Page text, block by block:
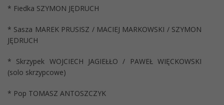
* Fiedka SZYMON JĘDRUCH
* Sasza MAREK PRUSISZ / MACIEJ MARKOWSKI / SZYMON
JĘDRUCH
* Skrzypek WOJCIECH JAGIEŁŁO / PAWEŁ WIĘCKOWSKI
(solo skrzypcowe)
* Pop TOMASZ ANTOSZCZYK